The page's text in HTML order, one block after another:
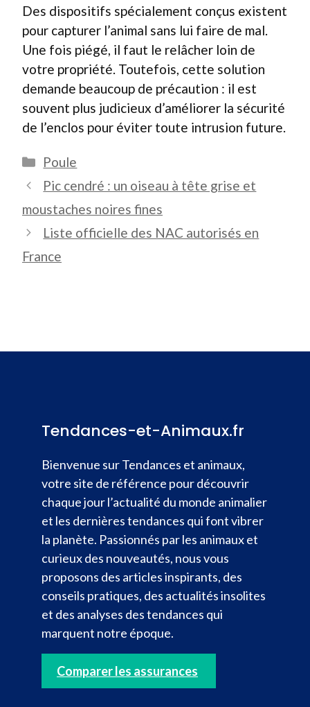
Des dispositifs spécialement conçus existent
pour capturer l’animal sans lui faire de mal.
Une fois piégé, il faut le relâcher loin de
votre propriété. Toutefois, cette solution
demande beaucoup de précaution : il est
souvent plus judicieux d’améliorer la sécurité
de l’enclos pour éviter toute intrusion future.
Catégories
Poule
Pic cendré : un oiseau à tête grise et
moustaches noires fines
Liste officielle des NAC autorisés en
France
Tendances-et-Animaux.fr
Bienvenue sur Tendances et animaux,
votre site de référence pour découvrir
chaque jour l’actualité du monde animalier
et les dernières tendances qui font vibrer
la planète. Passionnés par les animaux et
curieux des nouveautés, nous vous
proposons des articles inspirants, des
conseils pratiques, des actualités insolites
et des analyses des tendances qui
marquent notre époque.
Comparer les assurances